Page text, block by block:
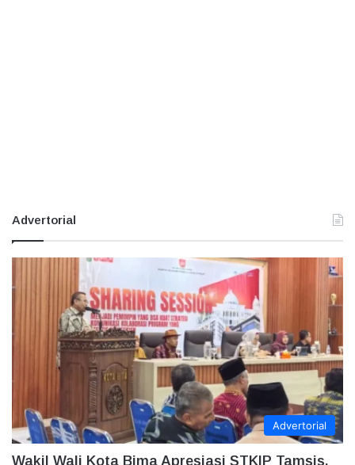
Advertorial
Advertorial
Wakil Wali Kota Bima Apresiasi STKIP Tamsis,